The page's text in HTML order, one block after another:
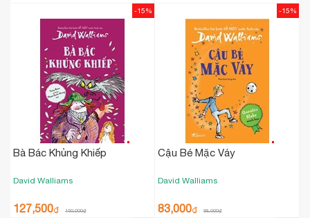
Bà Bác Khủng Khiếp
David Walliams
127,500₫ 150,000₫
-15%
Cậu Bé Mặc Váy
David Walliams
83,000₫ 98,000₫
-15%